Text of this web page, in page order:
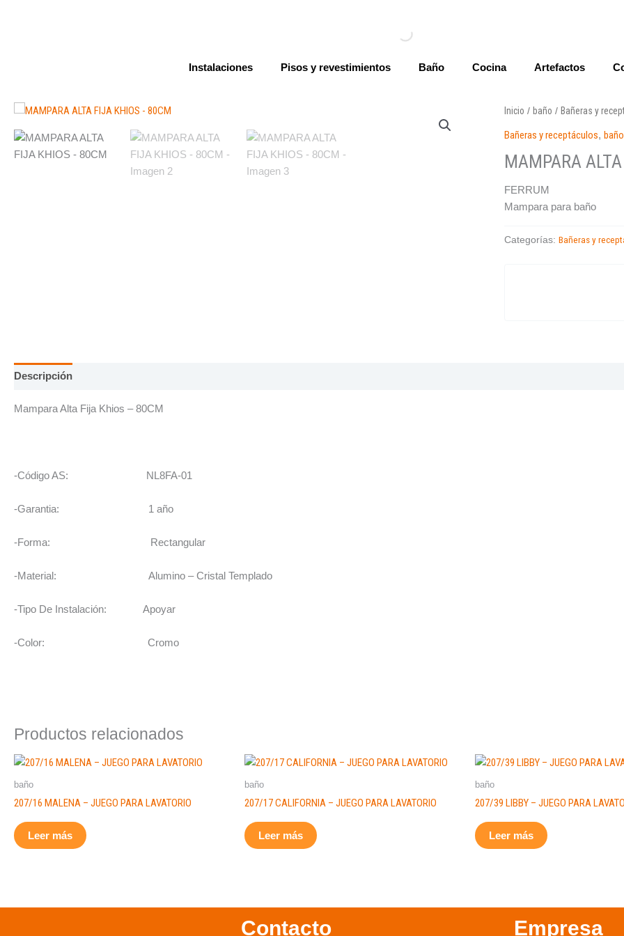
Instalaciones Pisos y revestimientos Baño Cocina Artefactos
Inicio / baño / Bañeras y
Bañeras y receptáculos,baño
MAMPARA
FERRUM
Mampara para baño
Categorías:Bañeras y
Descripción
Mampara Alta Fija Khios – 80CM
-Código AS: NL8FA-01
-Garantia: 1 año
-Forma: Rectangular
-Material: Alumino – Cristal Templado
-Tipo De Instalación: Apoyar
-Color: Cromo
Productos relacionados
baño
207/16 MALENA – JUEGO PARA LAVATORIO
Leer más
baño
207/17 CALIFORNIA – JUEGO PARA LAVATORIO
Leer más
baño
207/39 LIBBY – JUEGO PARA
Leer más
Contacto Empresa